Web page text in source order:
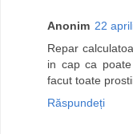
Anonim 22
Repar
in cap ca
facut toate
Răspundeți